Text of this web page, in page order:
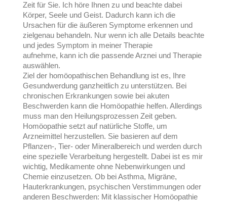
Zeit für Sie. Ich höre Ihnen zu und beachte dabei
Körper, Seele und Geist. Dadurch kann ich die
Ursachen für die äußeren Symptome erkennen und
zielgenau behandeln. Nur wenn ich alle Details beachte
und jedes Symptom in meiner Therapie
aufnehme, kann ich die passende Arznei und Therapie
auswählen.
Ziel der homöopathischen Behandlung ist es, Ihre
Gesundwerdung ganzheitlich zu unterstützen. Bei
chronischen Erkrankungen sowie bei akuten
Beschwerden kann die Homöopathie helfen. Allerdings
muss man den Heilungsprozessen Zeit geben.
Homöopathie setzt auf natürliche Stoffe, um
Arzneimittel herzustellen. Sie basieren auf dem
Pflanzen-, Tier- oder Mineralbereich und werden durch
eine spezielle Verarbeitung hergestellt. Dabei ist es mir
wichtig, Medikamente ohne Nebenwirkungen und
Chemie einzusetzen. Ob bei Asthma, Migräne,
Hauterkrankungen, psychischen Verstimmungen oder
anderen Beschwerden: Mit klassischer Homöopathie